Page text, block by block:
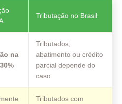
Tributação no Brasil
na
Tributados;
abatimento ou crédito
parcial depende do
caso
Tributados com